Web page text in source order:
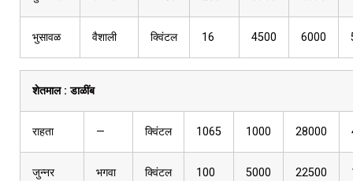
भुसावळ वैशाली क्विंटल 16 4500 6000
शेतमाल :डाळींब
राहता — क्विंटल 1065 1000 28000
जुन्नर
भगवा क्विंटल 100 5000 22500